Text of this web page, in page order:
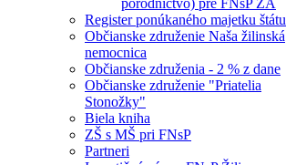
pôrodníctvo) pre FNsP ZA
Register ponúkaného majetku štátu
Občianske združenie Naša žilinská
nemocnica
Občianske združenia - 2 % z dane
Občianske združenie "Priatelia
Stonožky"
Biela kniha
ZŠ s MŠ pri FNsP
Partneri